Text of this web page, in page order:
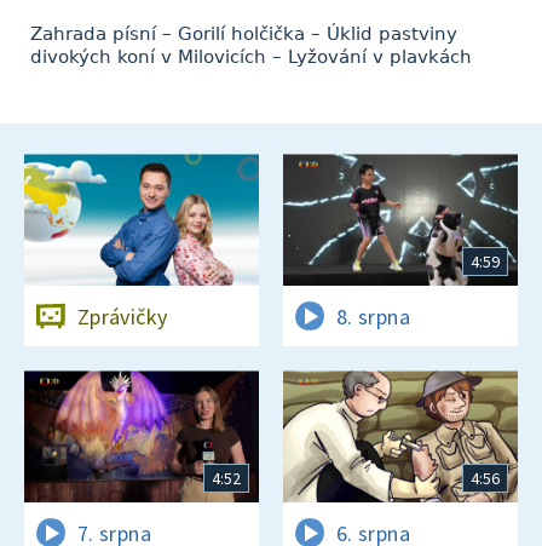
Zahrada písní – Gorilí holčička – Úklid pastviny
divokých koní v Milovicích – Lyžování v plavkách
Zprávičky
4:59
8. srpna
4:52
7. srpna
4:56
6. srpna